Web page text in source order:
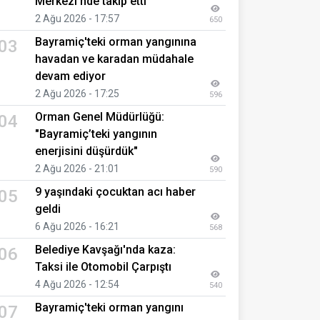
2 Ağu 2026 - 17:57 650
Bayramiç'teki orman yangınına
havadan ve karadan müdahale
devam ediyor
2 Ağu 2026 - 17:25 596
Orman Genel Müdürlüğü:
"Bayramiç’teki yangının
enerjisini düşürdük"
2 Ağu 2026 - 21:01 590
9 yaşındaki çocuktan acı haber
geldi
6 Ağu 2026 - 16:21 568
Belediye Kavşağı'nda kaza:
Taksi ile Otomobil Çarpıştı
4 Ağu 2026 - 12:54 540
Bayramiç'teki orman yangını